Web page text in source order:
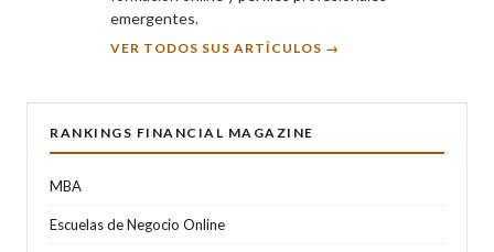
emergentes.
VER TODOS SUS ARTÍCULOS →
RANKINGS FINANCIAL MAGAZINE
MBA
Escuelas de Negocio Online